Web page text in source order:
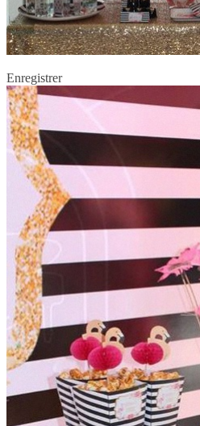
Enregistrer